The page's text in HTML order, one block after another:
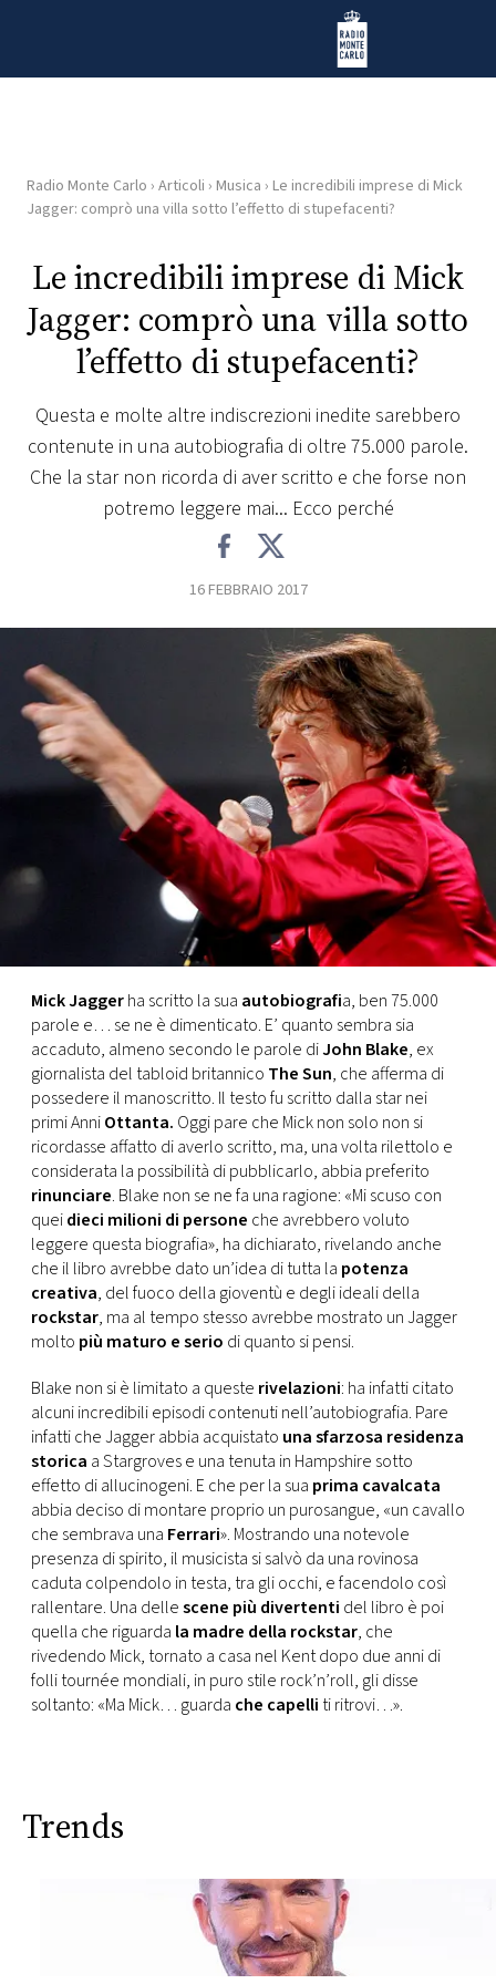
Radio Monte Carlo
HOME
RADIO
WEB
RADIO
PLAYLIST
NEWS
EVENTI
VIDEO
PRINCIPATO
DI
CONSIGLIA
Radio Monte Carlo › Articoli › Musica › Le incredibili imprese di Mick
Jagger: comprò una villa sotto l’effetto di stupefacenti?
Le incredibili imprese di Mick
Jagger: comprò una villa sotto
l’effetto di stupefacenti?
Questa e molte altre indiscrezioni inedite sarebbero
contenute in una autobiografia di oltre 75.000 parole.
Che la star non ricorda di aver scritto e che forse non
potremo leggere mai... Ecco perché
16 FEBBRAIO 2017
Mick Jaggerha scritto la sua autobiografia, ben 75.000
parole e… se ne è dimenticato. E’ quanto sembra sia
accaduto, almeno secondo le parole diJohn Blake, ex
giornalista del tabloid britannico The Sun, che afferma di
possedere il manoscritto. Il testo fu scritto dalla star nei
primi AnniOttanta. Oggi pare che Mick non solo non si
ricordasse affatto di averlo scritto, ma, una volta rilettolo e
considerata la possibilità di pubblicarlo, abbia preferito
rinunciare. Blake non se ne fa una ragione: «Mi scuso con
queidieci milioni di persone che avrebbero voluto
leggere questa biografia», ha dichiarato, rivelando anche
che il libro avrebbe dato un’idea di tutta la potenza
creativa, del fuoco della gioventù e degli ideali della
rockstar, ma al tempo stesso avrebbe mostrato un Jagger
molto più maturo e serio di quanto si pensi.
Blake non si è limitato a queste rivelazioni: ha infatti citato
alcuni incredibili episodi contenuti nell’autobiografia. Pare
infatti che Jagger abbia acquistato una sfarzosa residenza
storica a Stargroves e una tenuta in Hampshire sotto
effetto di allucinogeni. E che per la sua prima cavalcata
abbia deciso di montare proprio un purosangue, «un cavallo
che sembrava una Ferrari». Mostrando una notevole
presenza di spirito, il musicista si salvò da una rovinosa
caduta colpendolo in testa, tra gli occhi, e facendolo così
rallentare. Una dellescene più divertenti del libro è poi
quella che riguarda la madre della rockstar, che
rivedendo Mick, tornato a casa nel Kent dopo due anni di
folli tournée mondiali, in puro stile rock’n’roll, gli disse
soltanto: «Ma Mick… guarda che capelli ti ritrovi…».
Trends